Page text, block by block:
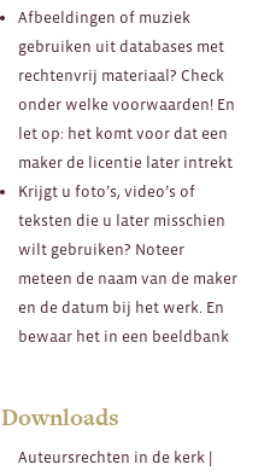
Afbeeldingen of muziek
gebruiken uit databases met
rechtenvrij materiaal? Check
onder welke voorwaarden! En
let op: het komt voor dat een
maker de licentie later intrekt
Krijgt u foto’s, video’s of
teksten die u later misschien
wilt gebruiken? Noteer
meteen de naam van de maker
en de datum bij het werk. En
bewaar het in een beeldbank
Downloads
Auteursrechten in de kerk |